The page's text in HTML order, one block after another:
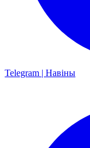
Telegram | Навіны